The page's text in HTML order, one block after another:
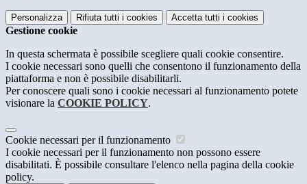
Personalizza Rifiuta tutti i cookies Accetta tutti i cookies
Gestione cookie
In questa schermata è possibile scegliere quali cookie consentire.
I cookie necessari sono quelli che consentono il funzionamento della
piattaforma e non è possibile disabilitarli.
Per conoscere quali sono i cookie necessari al funzionamento potete
visionare la COOKIE POLICY.
Cookie necessari per il funzionamento
I cookie necessari per il funzionamento non possono essere
disabilitati. È possibile consultare l'elenco nella pagina della cookie
policy.